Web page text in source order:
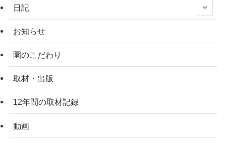
日記
お知らせ
園のこだわり
取材・出版
12年間の取材記録
動画